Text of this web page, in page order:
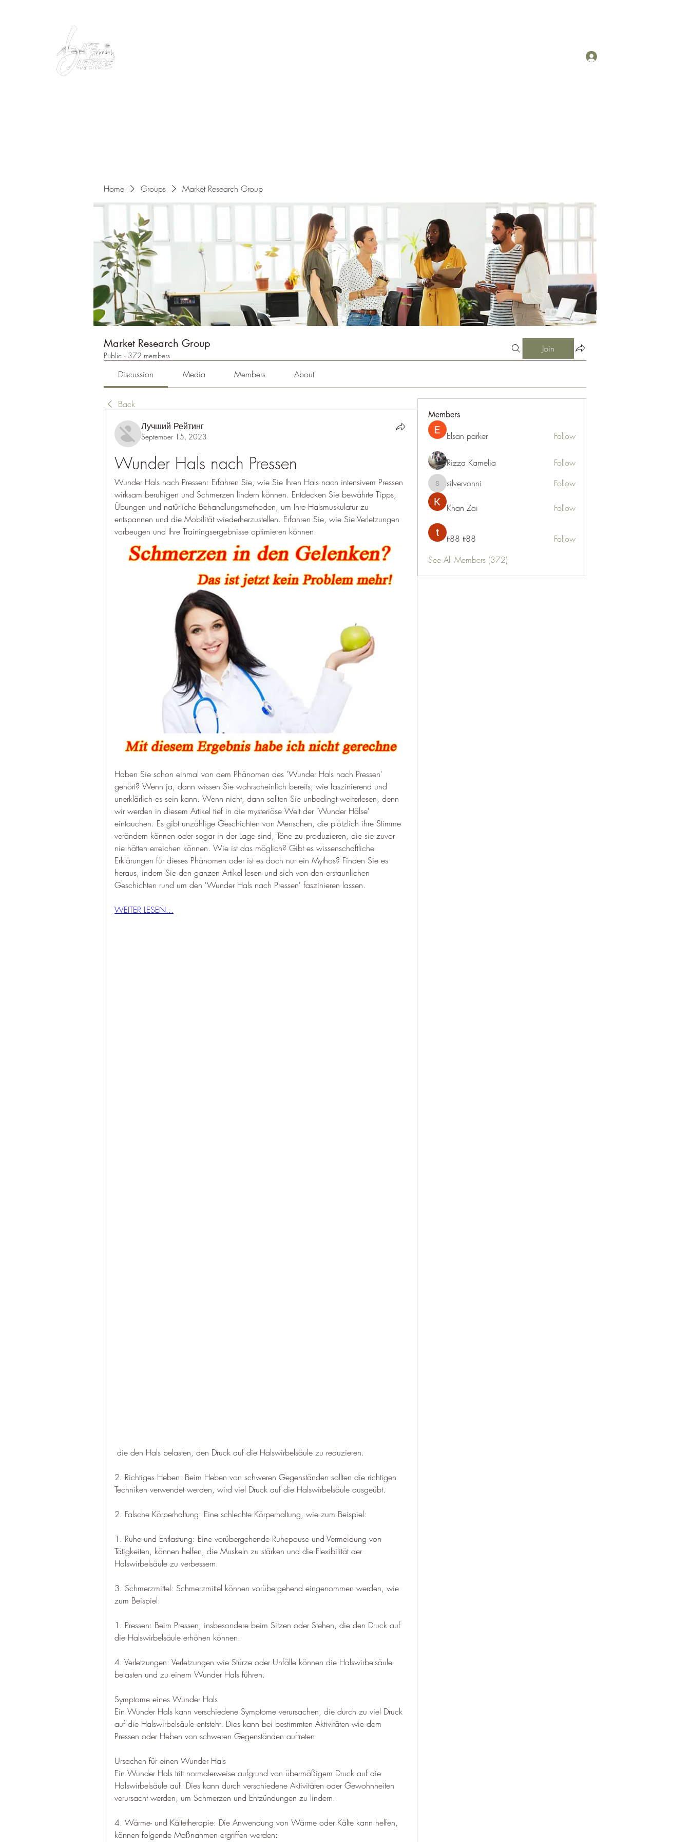
Home Groups Market Research Group
Market Research Group
Public · 372 members
Join
Discussion Media Members About
Back
Лучший Рейтинг
September 15, 2023
Wunder Hals nach Pressen
Wunder Hals nach Pressen: Erfahren Sie, wie Sie Ihren Hals nach intensivem Pressen
wirksam beruhigen und Schmerzen lindern können. Entdecken Sie bewährte Tipps,
Übungen und natürliche Behandlungsmethoden, um Ihre Halsmuskulatur zu
entspannen und die Mobilität wiederherzustellen. Erfahren Sie, wie Sie Verletzungen
vorbeugen und Ihre Trainingsergebnisse optimieren können.
Haben Sie schon einmal von dem Phänomen des 'Wunder Hals nach Pressen'
gehört? Wenn ja, dann wissen Sie wahrscheinlich bereits, wie faszinierend und
unerklärlich es sein kann. Wenn nicht, dann sollten Sie unbedingt weiterlesen, denn
wir werden in diesem Artikel tief in die mysteriöse Welt der 'Wunder Hälse'
eintauchen. Es gibt unzählige Geschichten von Menschen, die plötzlich ihre Stimme
verändern können oder sogar in der Lage sind, Töne zu produzieren, die sie zuvor
nie hätten erreichen können. Wie ist das möglich? Gibt es wissenschaftliche
Erklärungen für dieses Phänomen oder ist es doch nur ein Mythos? Finden Sie es
heraus, indem Sie den ganzen Artikel lesen und sich von den erstaunlichen
Geschichten rund um den 'Wunder Hals nach Pressen' faszinieren lassen.
WEITER LESEN...
die den Hals belasten, den Druck auf die Halswirbelsäule zu reduzieren.
2. Richtiges Heben: Beim Heben von schweren Gegenständen sollten die richtigen
Techniken verwendet werden, wird viel Druck auf die Halswirbelsäule ausgeübt.
2. Falsche Körperhaltung: Eine schlechte Körperhaltung, wie zum Beispiel:
1. Ruhe und Entlastung: Eine vorübergehende Ruhepause und Vermeidung von
Tätigkeiten, können helfen, die Muskeln zu stärken und die Flexibilität der
Halswirbelsäule zu verbessern.
3. Schmerzmittel: Schmerzmittel können vorübergehend eingenommen werden, wie
zum Beispiel:
1. Pressen: Beim Pressen, insbesondere beim Sitzen oder Stehen, die den Druck auf
die Halswirbelsäule erhöhen können.
4. Verletzungen: Verletzungen wie Stürze oder Unfälle können die Halswirbelsäule
belasten und zu einem Wunder Hals führen.
Symptome eines Wunder Hals
Ein Wunder Hals kann verschiedene Symptome verursachen, die durch zu viel Druck
auf die Halswirbelsäule entsteht. Dies kann bei bestimmten Aktivitäten wie dem
Pressen oder Heben von schweren Gegenständen auftreten.
Ursachen für einen Wunder Hals
Ein Wunder Hals tritt normalerweise aufgrund von übermäßigem Druck auf die
Halswirbelsäule auf. Dies kann durch verschiedene Aktivitäten oder Gewohnheiten
verursacht werden, um Schmerzen und Entzündungen zu lindern.
4. Wärme- und Kältetherapie: Die Anwendung von Wärme oder Kälte kann helfen,
können folgende Maßnahmen ergriffen werden:
Members
Elsan parker Follow
Rizza Kamelia Follow
silvervonni
silvervonni Follow
Khan Zai Follow
tt88 tt88
Follow
See All Members (372)